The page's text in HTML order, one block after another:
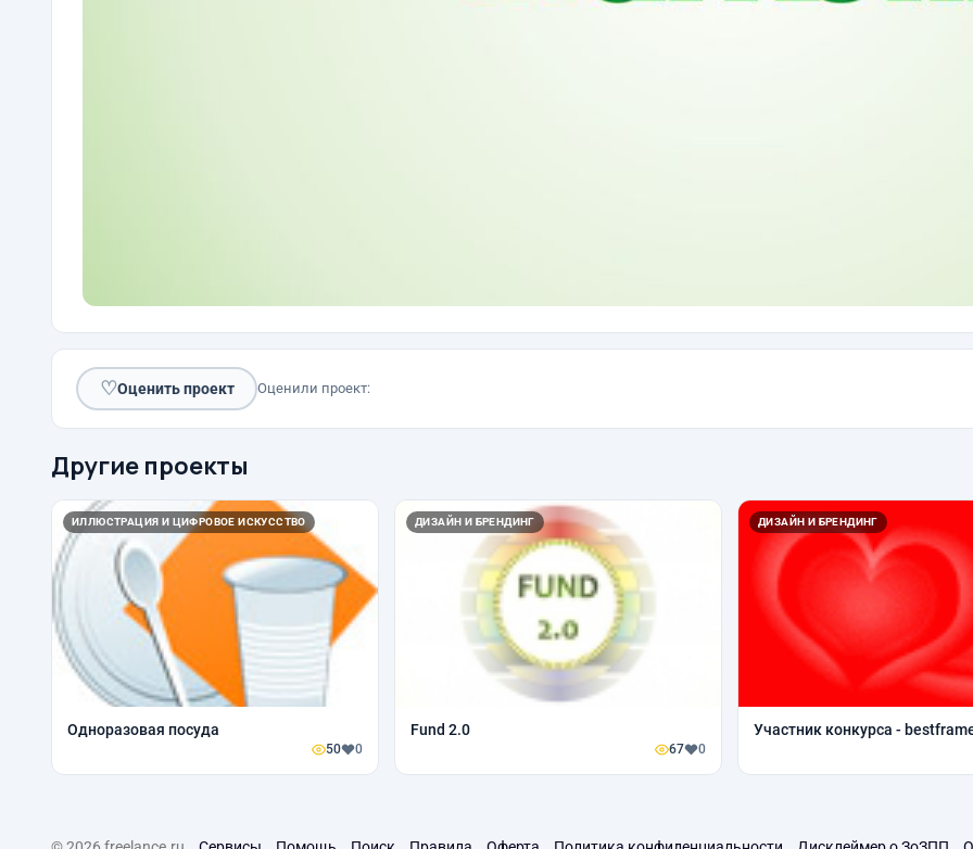
♡Оценить проект Оценили проект:
Другие проекты
ИЛЛЮСТРАЦИЯ И ЦИФРОВОЕ ИСКУССТВО
Одноразовая посуда
50 0
ДИЗАЙН И БРЕНДИНГ
Fund 2.0
67 0
ДИЗАЙН И БРЕНДИНГ
Участник конкурса -